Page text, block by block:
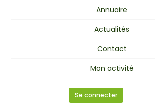
Annuaire
Actualités
Contact
Mon activité
Se connecter